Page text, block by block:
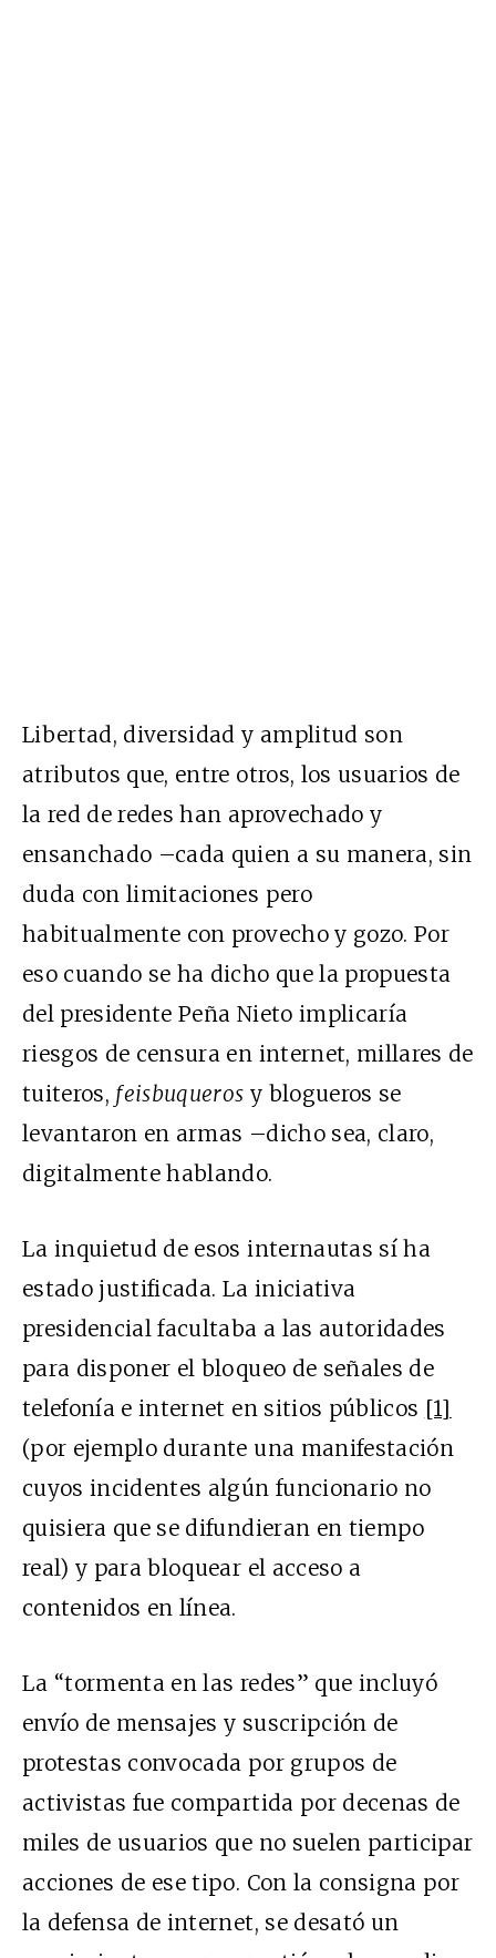
Libertad, diversidad y amplitud son
atributos que, entre otros, los usuarios de
la red de redes han aprovechado y
ensanchado –cada quien a su manera, sin
duda con limitaciones pero
habitualmente con provecho y gozo. Por
eso cuando se ha dicho que la propuesta
del presidente Peña Nieto implicaría
riesgos de censura en internet, millares de
tuiteros, feisbuqueros y blogueros se
levantaron en armas –dicho sea, claro,
digitalmente hablando.
La inquietud de esos internautas sí ha
estado justificada. La iniciativa
presidencial facultaba a las autoridades
para disponer el bloqueo de señales de
telefonía e internet en sitios públicos [1]
(por ejemplo durante una manifestación
cuyos incidentes algún funcionario no
quisiera que se difundieran en tiempo
real) y para bloquear el acceso a
contenidos en línea.
La “tormenta en las redes” que incluyó
envío de mensajes y suscripción de
protestas convocada por grupos de
activistas fue compartida por decenas de
miles de usuarios que no suelen participar
acciones de ese tipo. Con la consigna por
la defensa de internet, se desató un